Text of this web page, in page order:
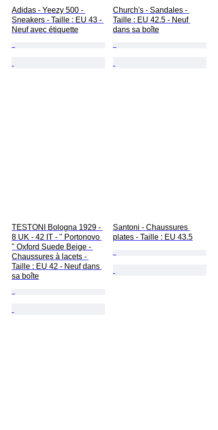
Adidas - Yeezy 500 -
Sneakers - Taille : EU 43 -
Neuf avec étiquette
Church's - Sandales -
Taille : EU 42.5 - Neuf
dans sa boîte
TESTONI Bologna 1929 -
8 UK - 42 IT - " Portonovo
" Oxford Suede Beige -
Chaussures à lacets -
Taille : EU 42 - Neuf dans
sa boîte
Santoni - Chaussures
plates - Taille : EU 43.5